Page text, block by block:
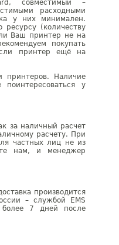
совместимый –
расходными
у них минимален.
(количеству
Ваш принтер не на
покупать
принтер ещё на
принтеров. Наличие
у
за наличный расчет
расчету. При
частных лиц не из
нам, и менеджер
производится
– службой EMS
7 дней после